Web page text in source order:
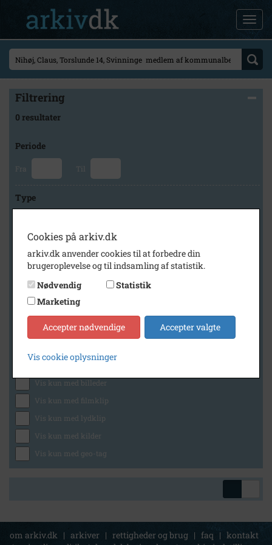
Filtrering
0 resultater
Periode
Fra Til
Type
Arkiv
Svinninge Lokalhistoriske Arkiv
Generelt
Vis kun med billeder
Vis kun med filmklip
Vis kun med lydklip
Vis kun med kilder
Vis kun med geo-tag
om arkiv.dk | arkiver | rettigheder og brug | faq | kontakt
Cookies på arkiv.dk
arkiv.dk anvender cookies til at forbedre din
brugeroplevelse og til indsamling af statistik.
Nødvendig
Statistik
Marketing
Accepter nødvendige Accepter valgte
Vis cookie oplysninger